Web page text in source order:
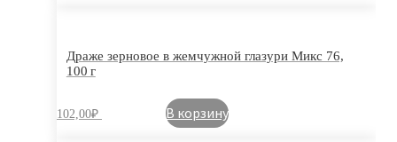
Драже зерновое в жемчужной глазури Микс 76,
100 г
102,00₽ В корзину